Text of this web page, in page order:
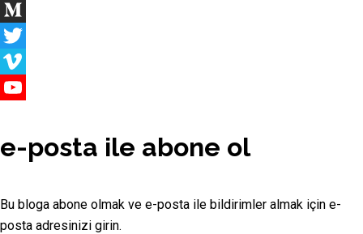
LinkedIn
Medium
Twitter
Vimeo
Channel
e-posta ile abone ol
Bu bloga abone olmak ve e-posta ile bildirimler almak için e-
posta adresinizi girin.